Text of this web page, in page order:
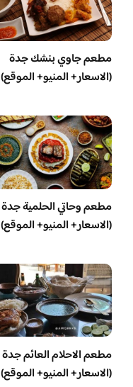
مطعم جاوي بنشك جدة
(الاسعار+ المنيو+ الموقع)
مطعم وحاتي الحلمية جدة
(الاسعار+ المنيو+ الموقع)
مطعم الاحلام العائم جدة
(الاسعار+ المنيو+ الموقع)